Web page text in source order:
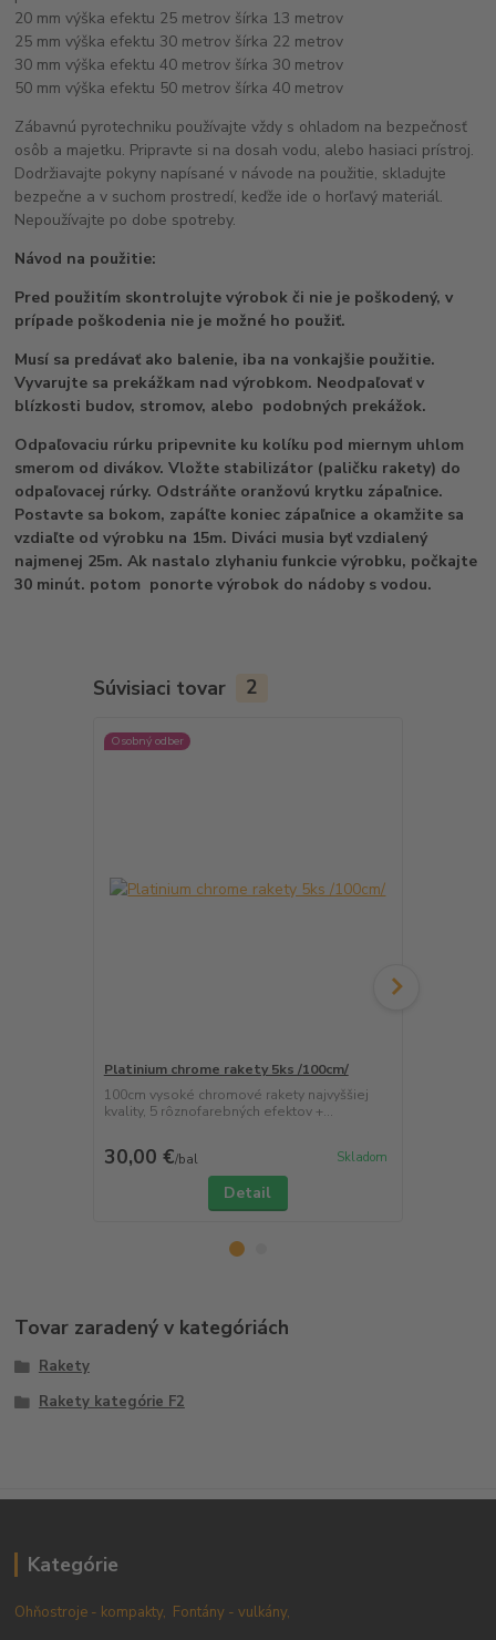
20 mm výška efektu 25 metrov šírka 13 metrov
25 mm výška efektu 30 metrov šírka 22 metrov
30 mm výška efektu 40 metrov šírka 30 metrov
50 mm výška efektu 50 metrov šírka 40 metrov
Zábavnú pyrotechniku používajte vždy s ohladom na bezpečnosť
osôb a majetku. Pripravte si na dosah vodu, alebo hasiaci prístroj.
Dodržiavajte pokyny napísané v návode na použitie, skladujte
bezpečne a v suchom prostredí, keďže ide o horľavý materiál.
Nepoužívajte po dobe spotreby.
Návod na použitie:
Pred použitím skontrolujte výrobok či nie je poškodený, v
prípade poškodenia nie je možné ho použiť.
Musí sa predávať ako balenie, iba na vonkajšie použitie.
Vyvarujte sa prekážkam nad výrobkom. Neodpaľovať v
blízkosti budov, stromov, alebo podobných prekážok.
Odpaľovaciu rúrku pripevnite ku kolíku pod miernym uhlom
smerom od divákov. Vložte stabilizátor (paličku rakety) do
odpaľovacej rúrky. Odstráňte oranžovú krytku zápaľnice.
Postavte sa bokom, zapáľte koniec zápaľnice a okamžite sa
vzdiaľte od výrobku na 15m. Diváci musia byť vzdialený
najmenej 25m. Ak nastalo zlyhaniu funkcie výrobku, počkajte
30 minút. potom ponorte výrobok do nádoby s vodou.
Súvisiaci tovar 2
Osobný odber
Platinium chrome rakety 5ks /100cm/
100cm vysoké chromové rakety najvyššiej
kvality, 5 rôznofarebných efektov +...
30,00 €/bal Skladom
Detail
Tovar zaradený v kategóriách
Rakety
Rakety kategórie F2
Kategórie
Ohňostroje - kompakty, Fontány - vulkány,